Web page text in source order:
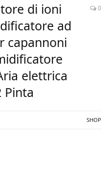
di ioni
ad
capannoni
elettrica
Pinta
0
SHOP